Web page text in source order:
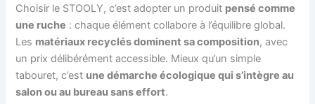
Choisir le STOOLY, c’est adopter un produit pensé comme
une ruche : chaque élément collabore à l’équilibre global.
Les matériaux recyclés dominent sa composition, avec
un prix délibérément accessible. Mieux qu’un simple
tabouret, c’est une démarche écologique qui s’intègre au
salon ou au bureau sans effort.